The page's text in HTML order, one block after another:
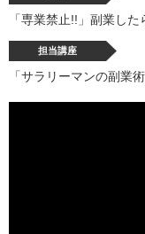
「専業禁止!!」副業し
担当講座
「サラリーマンの副業